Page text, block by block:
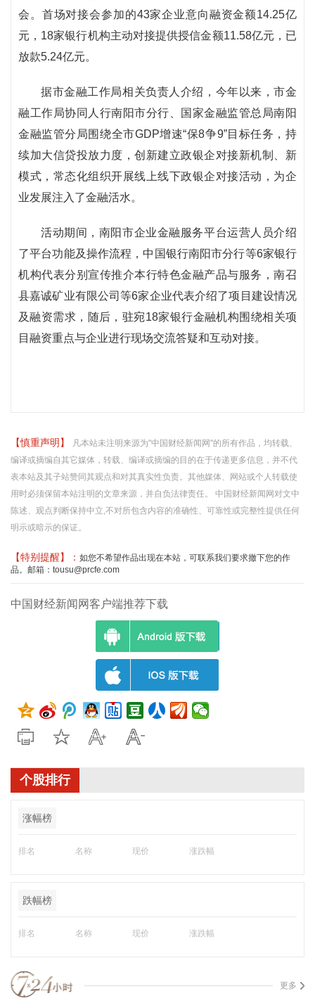
会。首场对接会参加的43家企业意向融资金额14.25亿
元，18家银行机构主动对接提供授信金额11.58亿元，已
放款5.24亿元。
据市金融工作局相关负责人介绍，今年以来，市金
融工作局协同人行南阳市分行、国家金融监管总局南阳
金融监管分局围绕全市GDP增速“保8争9”目标任务，持
续加大信贷投放力度，创新建立政银企对接新机制、新
模式，常态化组织开展线上线下政银企对接活动，为企
业发展注入了金融活水。
活动期间，南阳市企业金融服务平台运营人员介绍
了平台功能及操作流程，中国银行南阳市分行等6家银行
机构代表分别宣传推介本行特色金融产品与服务，南召
县嘉诚矿业有限公司等6家企业代表介绍了项目建设情况
及融资需求，随后，驻宛18家银行金融机构围绕相关项
目融资重点与企业进行现场交流答疑和互动对接。
【慎重声明】
凡本站未注明来源为"中国财经新闻网"的所有作品，均转载、
编译或摘编自其它媒体，转载、编译或摘编的目的在于传递更多信息，并不代
表本站及其子站赞同其观点和对其真实性负责。其他媒体、网站或个人转载使
用时必须保留本站注明的文章来源，并自负法律责任。 中国财经新闻网对文中
陈述、观点判断保持中立,不对所包含内容的准确性、可靠性或完整性提供任何
明示或暗示的保证。
【特别提醒】： 如您不希望作品出现在本站，可联系我们要求撤下您的作
品。邮箱：tousu@prcfe.com
中国财经新闻网客户端推荐下载
个股排行
涨幅榜
排名 名称 现价 涨跌幅
跌幅榜
排名 名称 现价 涨跌幅
更多